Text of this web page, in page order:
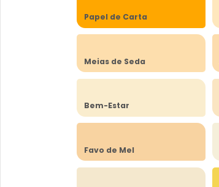
Papel de Carta
Meias de Seda
Bem-Estar
Favo de Mel